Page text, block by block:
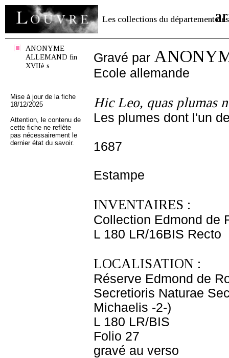
Les collections du département des
ANONYME
ALLEMAND fin
XVIIè s
Mise à jour de la fiche
18/12/2025
Attention, le contenu de
cette fiche ne reflète
pas nécessairement le
dernier état du savoir.
Gravé par
Ecole allemande
Hic Leo, quas plumas
Les plumes dont l'un
1687
Estampe
INVENTAIRES :
Collection Edmond de
L 180 LR/16BIS Recto
LOCALISATION :
Réserve Edmond de
Secretioris Naturae
Michaelis -2-)
L 180 LR/BIS
Folio 27
gravé au verso